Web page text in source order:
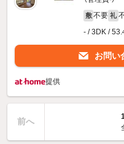
敷 不要 礼
- / 3DK /
お問い
提供
前へ